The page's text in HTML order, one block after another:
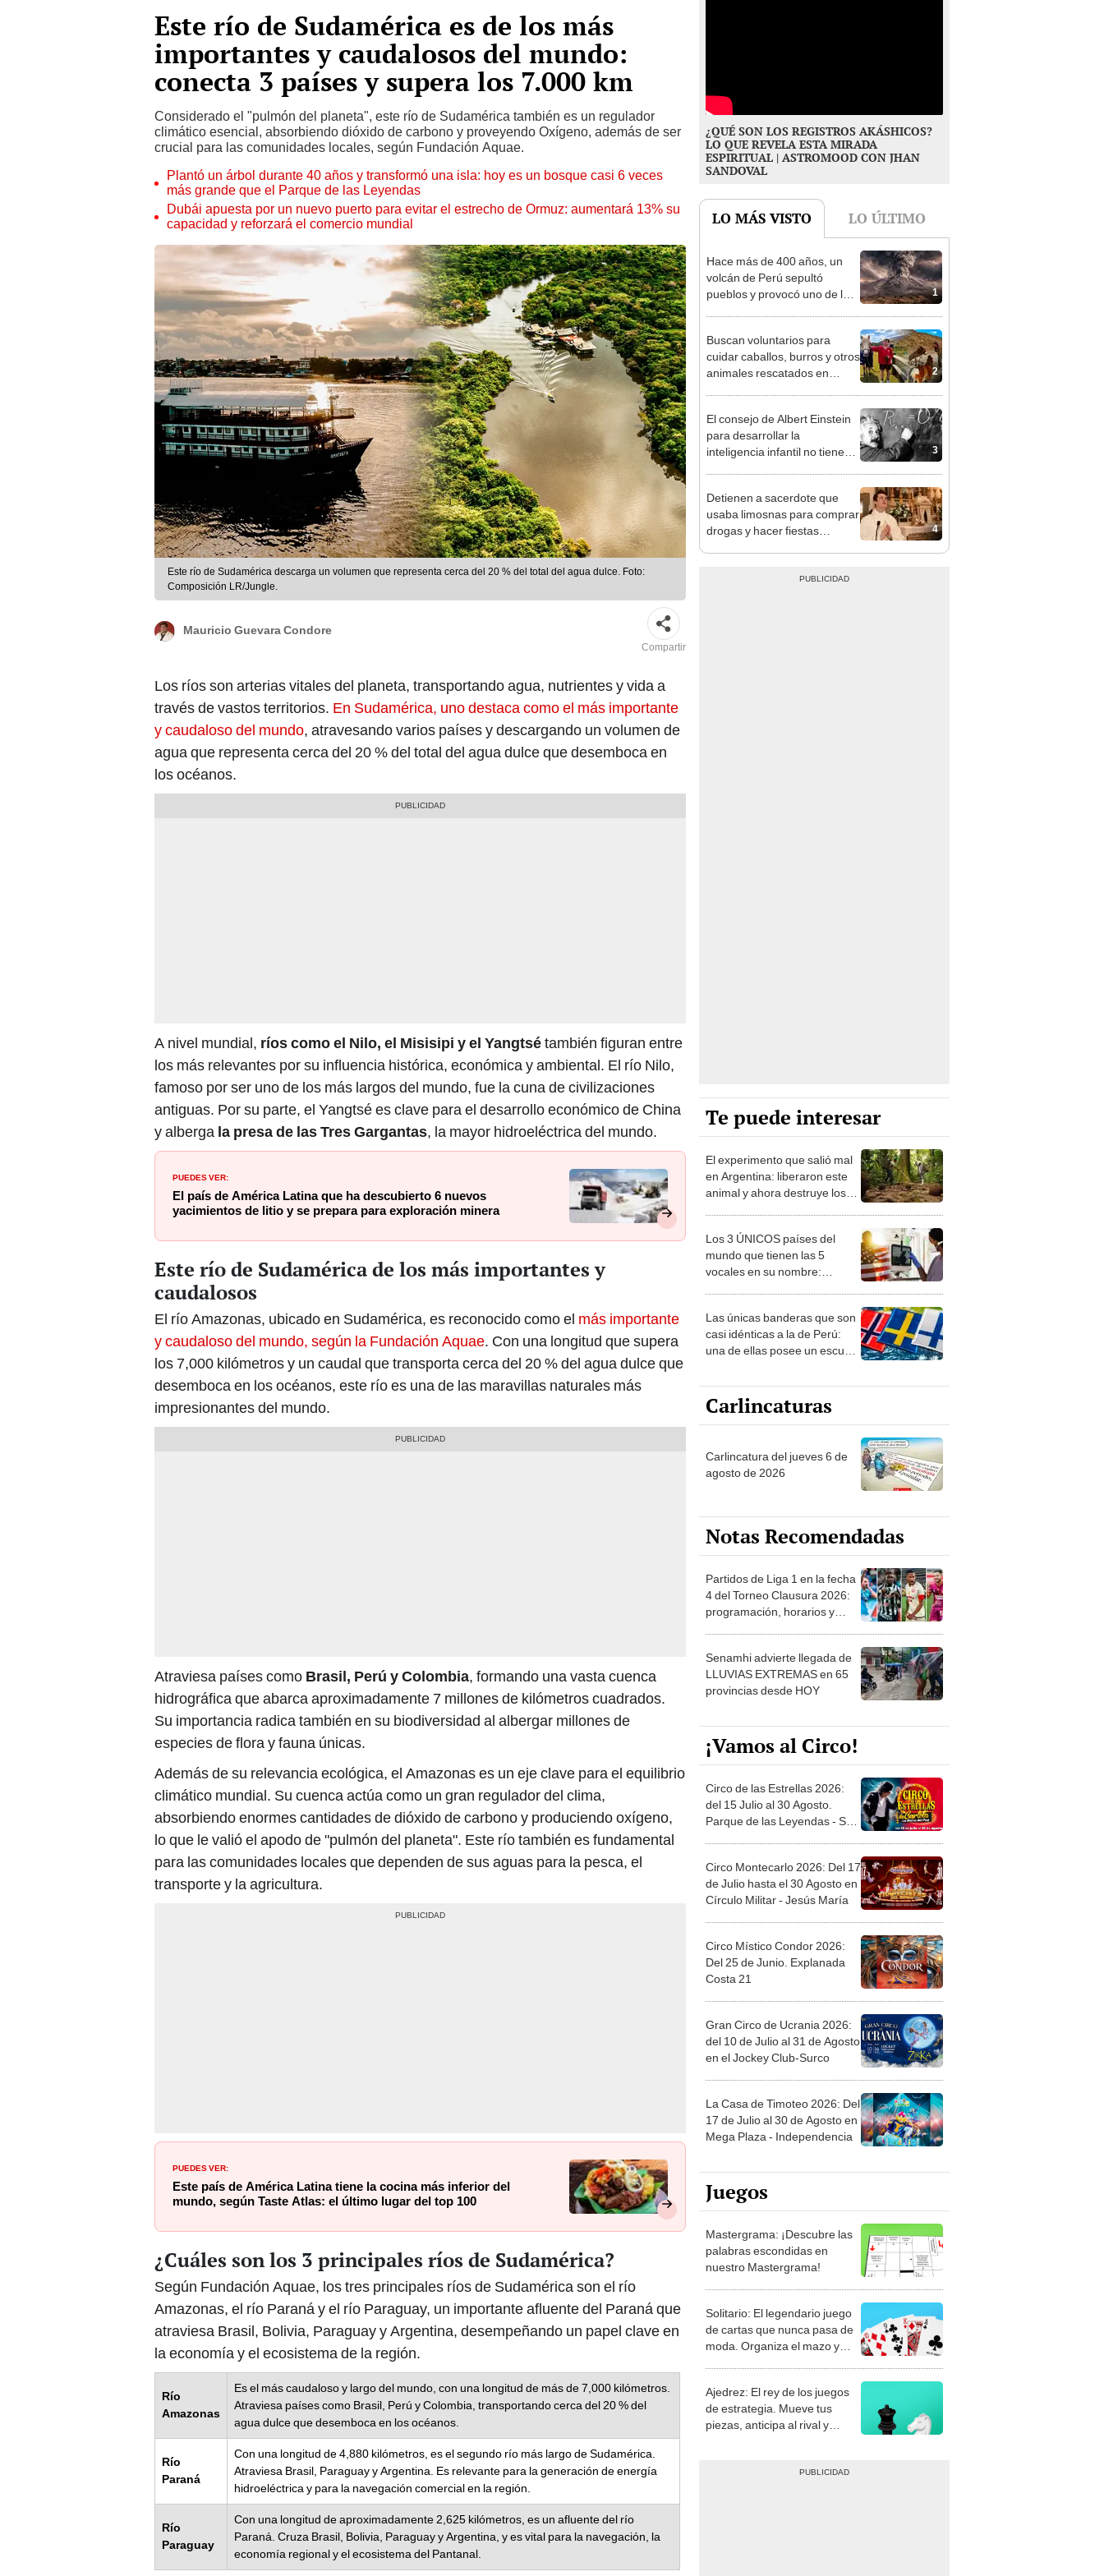
Este río de Sudamérica es de los más
importantes y caudalosos del mundo:
conecta 3 países y supera los 7.000 km
Considerado el "pulmón del planeta", este río de Sudamérica también es un regulador
climático esencial, absorbiendo dióxido de carbono y proveyendo Oxígeno, además de ser
crucial para las comunidades locales, según Fundación Aquae.
Plantó un árbol durante 40 años y transformó una isla: hoy es un bosque casi 6 veces
más grande que el Parque de las Leyendas
Dubái apuesta por un nuevo puerto para evitar el estrecho de Ormuz: aumentará 13% su
capacidad y reforzará el comercio mundial
Este río de Sudamérica descarga un volumen que representa cerca del 20 % del total del agua dulce. Foto:
Composición LR/Jungle.
Mauricio Guevara Condore
Compartir
Los ríos son arterias vitales del planeta, transportando agua, nutrientes y vida a
través de vastos territorios. En Sudamérica, uno destaca como el más importante
y caudaloso del mundo, atravesando varios países y descargando un volumen de
agua que representa cerca del 20 % del total del agua dulce que desemboca en
los océanos.
A nivel mundial, ríos como el Nilo, el Misisipi y el Yangtsétambién figuran entre
los más relevantes por su influencia histórica, económica y ambiental. El río Nilo,
famoso por ser uno de los más largos del mundo, fue la cuna de civilizaciones
antiguas. Por su parte, el Yangtsé es clave para el desarrollo económico de China
y alberga la presa de las Tres Gargantas, la mayor hidroeléctrica del mundo.
PUEDES VER:
El país de América Latina que ha descubierto 6 nuevos
yacimientos de litio y se prepara para exploración minera
Este río de Sudamérica de los más importantes y
caudalosos
El río Amazonas, ubicado en Sudamérica, es reconocido como el más importante
y caudaloso del mundo, según la Fundación Aquae. Con una longitud que supera
los 7,000 kilómetros y un caudal que transporta cerca del 20 % del agua dulce que
desemboca en los océanos, este río es una de las maravillas naturales más
impresionantes del mundo.
Atraviesa países como Brasil, Perú y Colombia, formando una vasta cuenca
hidrográfica que abarca aproximadamente 7 millones de kilómetros cuadrados.
Su importancia radica también en su biodiversidad al albergar millones de
especies de flora y fauna únicas.
Además de su relevancia ecológica, el Amazonas es un eje clave para el equilibrio
climático mundial. Su cuenca actúa como un gran regulador del clima,
absorbiendo enormes cantidades de dióxido de carbono y produciendo oxígeno,
lo que le valió el apodo de "pulmón del planeta". Este río también es fundamental
para las comunidades locales que dependen de sus aguas para la pesca, el
transporte y la agricultura.
PUEDES VER:
Este país de América Latina tiene la cocina más inferior del
mundo, según Taste Atlas: el último lugar del top 100
¿Cuáles son los 3 principales ríos de Sudamérica?
Según Fundación Aquae, los tres principales ríos de Sudamérica son el río
Amazonas, el río Paraná y el río Paraguay, un importante afluente del Paraná que
atraviesa Brasil, Bolivia, Paraguay y Argentina, desempeñando un papel clave en
la economía y el ecosistema de la región.
Río
Amazonas
Es el más caudaloso y largo del mundo, con una longitud de más de 7,000 kilómetros.
Atraviesa países como Brasil, Perú y Colombia, transportando cerca del 20 % del
agua dulce que desemboca en los océanos.
Río
Paraná
Con una longitud de 4,880 kilómetros, es el segundo río más largo de Sudamérica.
Atraviesa Brasil, Paraguay y Argentina. Es relevante para la generación de energía
hidroeléctrica y para la navegación comercial en la región.
Río
Paraguay
Con una longitud de aproximadamente 2,625 kilómetros, es un afluente del río
Paraná. Cruza Brasil, Bolivia, Paraguay y Argentina, y es vital para la navegación, la
economía regional y el ecosistema del Pantanal.
¿QUÉ SON LOS REGISTROS AKÁSHICOS?
LO QUE REVELA ESTA MIRADA
ESPIRITUAL | ASTROMOOD CON JHAN
SANDOVAL
LO MÁS VISTO LO ÚLTIMO
1
Hace más de 400 años, un
volcán de Perú sepultó
pueblos y provocó uno de los
2
Buscan voluntarios para
cuidar caballos, burros y otros
animales rescatados en
3
El consejo de Albert Einstein
para desarrollar la
inteligencia infantil no tiene
4
Detienen a sacerdote que
usaba limosnas para comprar
drogas y hacer fiestas
Te puede interesar
El experimento que salió mal
en Argentina: liberaron este
animal y ahora destruye los
Los 3 ÚNICOS países del
mundo que tienen las 5
vocales en su nombre:
Las únicas banderas que son
casi idénticas a la de Perú:
una de ellas posee un escudo
Carlincaturas
Carlincatura del jueves 6 de
agosto de 2026
Notas Recomendadas
Partidos de Liga 1 en la fecha
4 del Torneo Clausura 2026:
programación, horarios y
Senamhi advierte llegada de
LLUVIAS EXTREMAS en 65
provincias desde HOY
¡Vamos al Circo!
Circo de las Estrellas 2026:
del 15 Julio al 30 Agosto.
Parque de las Leyendas - San
Circo Montecarlo 2026: Del 17
de Julio hasta el 30 Agosto en
Círculo Militar - Jesús María
Circo Místico Condor 2026:
Del 25 de Junio. Explanada
Costa 21
Gran Circo de Ucrania 2026:
del 10 de Julio al 31 de Agosto
en el Jockey Club-Surco
La Casa de Timoteo 2026: Del
17 de Julio al 30 de Agosto en
Mega Plaza - Independencia
Juegos
Mastergrama: ¡Descubre las
palabras escondidas en
nuestro Mastergrama!
Solitario: El legendario juego
de cartas que nunca pasa de
moda. Organiza el mazo y
Ajedrez: El rey de los juegos
de estrategia. Mueve tus
piezas, anticipa al rival y